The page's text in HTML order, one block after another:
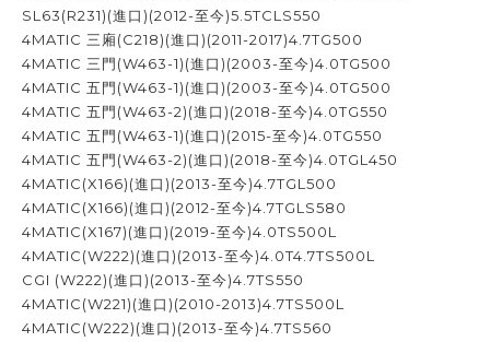
SL63(R231)(進口)(2012-至今)5.5TCLS550
4MATIC 三廂(C218)(進口)(2011-2017)4.7TG500
4MATIC 三門(W463-1)(進口)(2003-至今)4.0TG500
4MATIC 五門(W463-1)(進口)(2003-至今)4.0TG500
4MATIC 五門(W463-2)(進口)(2018-至今)4.0TG550
4MATIC 五門(W463-1)(進口)(2015-至今)4.0TG550
4MATIC 五門(W463-2)(進口)(2018-至今)4.0TGL450
4MATIC(X166)(進口)(2013-至今)4.7TGL500
4MATIC(X166)(進口)(2012-至今)4.7TGLS580
4MATIC(X167)(進口)(2019-至今)4.0TS500L
4MATIC(W222)(進口)(2013-至今)4.0T4.7TS500L
CGI (W222)(進口)(2013-至今)4.7TS550
4MATIC(W221)(進口)(2010-2013)4.7TS500L
4MATIC(W222)(進口)(2013-至今)4.7TS560